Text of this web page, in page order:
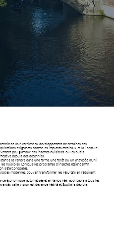
de leur carrière au développement de certaines des
exigeantes comme les implants médicaux et la Formule
peu glamour des insectes nuisibles, où les outils
depuis des décennies.
à se rendre dans une ferme, une forêt ou un entrepôt, muni
nuisibles. Lorsque les problèmes d'insectes étaient enfin
s'était propagée.
modernes, pouvait transformer les résultats en réduisant
économique, automatisée et en temps réel, applicable à tous les
cette vision est devenue réalité et Spotta la déploie